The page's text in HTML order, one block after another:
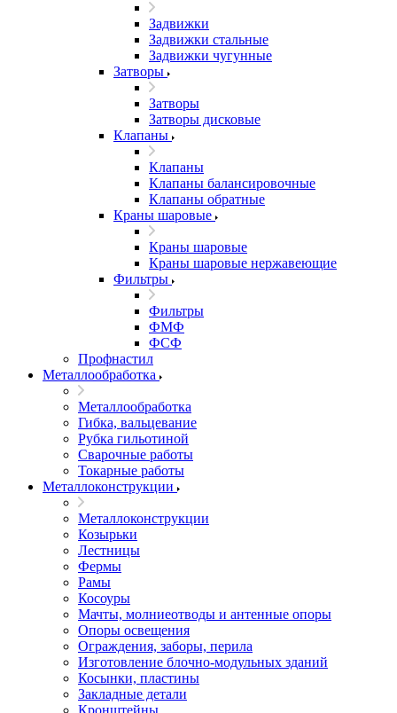
Задвижки
Задвижки стальные
Задвижки чугунные
Затворы
Затворы
Затворы дисковые
Клапаны
Клапаны
Клапаны балансировочные
Клапаны обратные
Краны шаровые
Краны шаровые
Краны шаровые нержавеющие
Фильтры
Фильтры
ФМФ
ФСФ
Профнастил
Металлообработка
Металлообработка
Гибка, вальцевание
Рубка гильотиной
Сварочные работы
Токарные работы
Металлоконструкции
Металлоконструкции
Козырьки
Лестницы
Фермы
Рамы
Косоуры
Мачты, молниеотводы и антенные опоры
Опоры освещения
Ограждения, заборы, перила
Изготовление блочно-модульных зданий
Косынки, пластины
Закладные детали
Кронштейны